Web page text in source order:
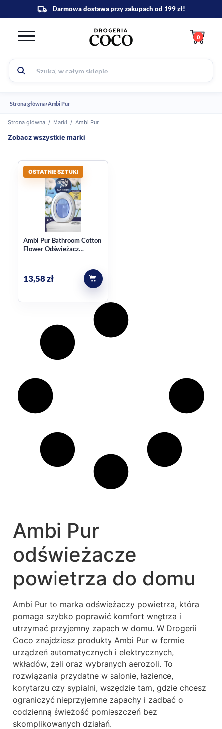
0
Strona główna›Ambi Pur
Strona główna / Marki / Ambi Pur
Zobacz wszystkie marki
OSTATNIE SZTUKI
Ambi Pur Bathroom Cotton
Flower Odświeżacz
13,58zł
Ambi Pur
odświeżacze
powietrza do domu
Ambi Pur to marka odświeżaczy powietrza, która
pomaga szybko poprawić komfort wnętrza i
utrzymać przyjemny zapach w domu. W Drogerii
Coco znajdziesz produkty Ambi Pur w formie
urządzeń automatycznych i elektrycznych,
wkładów, żeli oraz wybranych aerozoli. To
rozwiązania przydatne w salonie, łazience,
korytarzu czy sypialni, wszędzie tam, gdzie chcesz
ograniczyć nieprzyjemne zapachy i zadbać o
codzienną świeżość pomieszczeń bez
skomplikowanych działań.